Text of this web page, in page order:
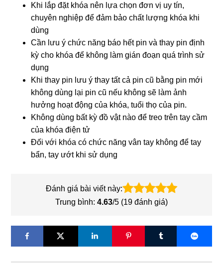
Khi lắp đặt khóa nên lựa chọn đơn vị uy tín,
chuyên nghiệp để đảm bảo chất lượng khóa khi
dùng
Cần lưu ý chức năng báo hết pin và thay pin định
kỳ cho khóa để không làm gián đoạn quá trình sử
dụng
Khi thay pin lưu ý thay tất cả pin cũ bằng pin mới
không dùng lại pin cũ nếu không sẽ làm ảnh
hưởng hoạt động của khóa, tuổi thọ của pin.
Không dùng bất kỳ đồ vật nào để treo trên tay cầm
của khóa điện tử
Đối với khóa có chức năng vân tay không để tay
bẩn, tay ướt khi sử dụng
Đánh giá bài viết này:
Trung bình: 4.63/5 (19 đánh giá)